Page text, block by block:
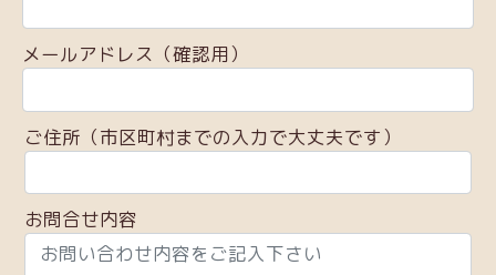
メールアドレス（確認用）
ご住所（市区町村までの入力で大丈夫です）
お問合せ内容